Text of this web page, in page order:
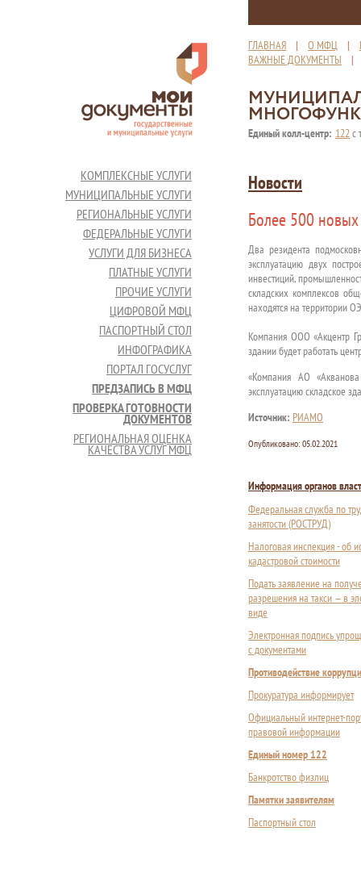
ГЛАВНАЯ | О МФЦ |
ВАЖНЫЕ ДОКУМЕНТЫ
Единый колл-центр: 122с
КОМПЛЕКСНЫЕ УСЛУГИ
МУНИЦИПАЛЬНЫЕ УСЛУГИ
РЕГИОНАЛЬНЫЕ УСЛУГИ
ФЕДЕРАЛЬНЫЕ УСЛУГИ
УСЛУГИ ДЛЯ БИЗНЕСА
ПЛАТНЫЕ УСЛУГИ
ПРОЧИЕ УСЛУГИ
ЦИФРОВОЙ МФЦ
ПАСПОРТНЫЙ СТОЛ
ИНФОГРАФИКА
ПОРТАЛ ГОСУСЛУГ
ПРЕДЗАПИСЬ В МФЦ
ПРОВЕРКА ГОТОВНОСТИ
ДОКУМЕНТОВ
РЕГИОНАЛЬНАЯ ОЦЕНКА
КАЧЕСТВА УСЛУГ МФЦ
Новости
Более 500
Два резидента
эксплуатацию двух
инвестиций,
складских комплексов
находятся на территории
Компания ООО «Акцентр
здании будет работать
«Компания АО
эксплуатацию складское
Источник: РИАМО
Опубликовано: 05.02.2021
Информация органов
Федеральная служба по
занятости (РОСТРУД)
Налоговая инспекция - об
кадастровой стоимости
Подать заявление на
разрешения на такси — в
виде
Электронная подпись
с документами
Противодействие
Прокуратура информирует
Официальный интернет-
правовой информации
Единый номер 122
Банкротство физлиц
Памятки заявителям
Паспортный стол